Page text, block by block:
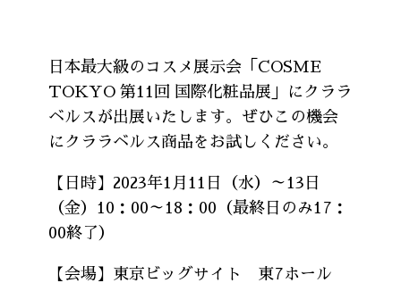
日本最大級のコスメ展示会「COSME
TOKYO 第11回 国際化粧品展」にクララ
ベルスが出展いたします。ぜひこの機会
にクララベルス商品をお試しください。
【日時】2023年1月11日（水）～13日
（金）10：00～18：00（最終日のみ17：
00終了）
【会場】東京ビッグサイト 東7ホール